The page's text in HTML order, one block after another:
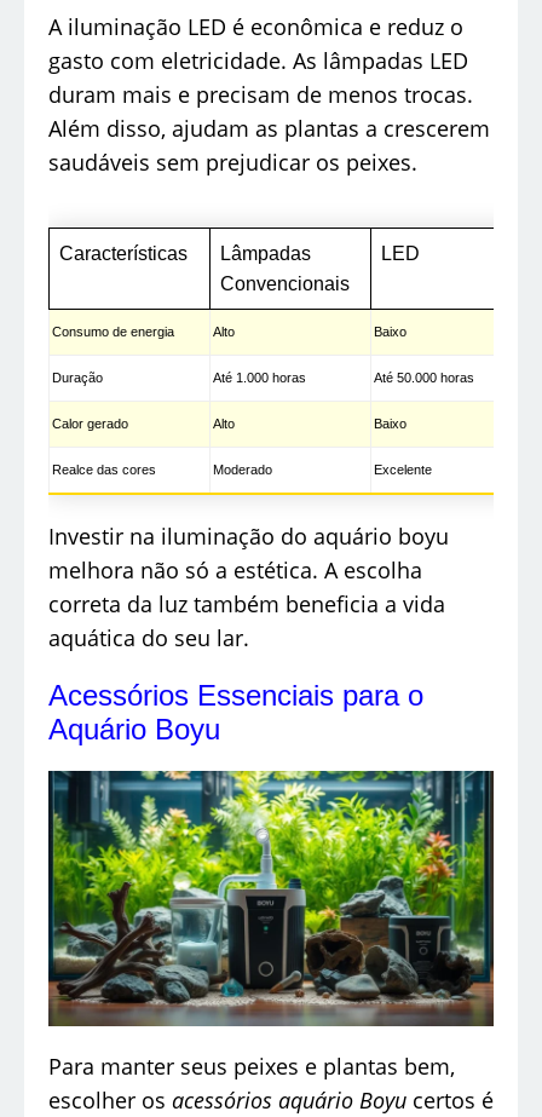
A iluminação LED é econômica e reduz o
gasto com eletricidade. As lâmpadas LED
duram mais e precisam de menos trocas.
Além disso, ajudam as plantas a crescerem
saudáveis sem prejudicar os peixes.
Características
Lâmpadas
Convencionais
LED
Consumo de energia Alto Baixo
Duração Até 1.000 horas Até 50.000 horas
Calor gerado Alto Baixo
Realce das cores Moderado Excelente
Investir na iluminação do aquário boyu
melhora não só a estética. A escolha
correta da luz também beneficia a vida
aquática do seu lar.
Acessórios Essenciais para o
Aquário Boyu
Para manter seus peixes e plantas bem,
escolher os acessórios aquário Boyu certos é